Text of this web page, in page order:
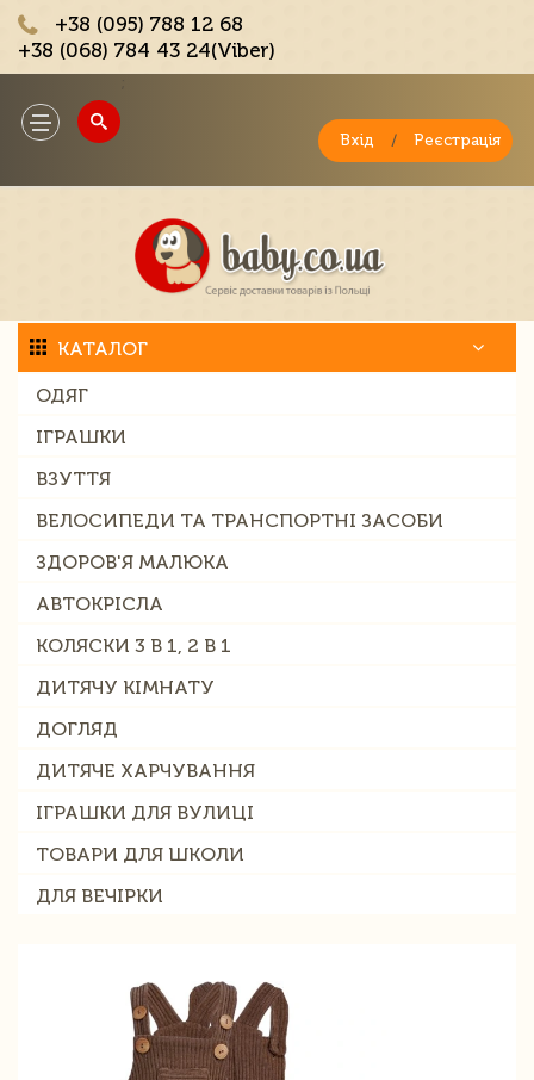
+38 (095) 788 12 68
+38 (068) 784 43 24(Viber)
Toggle
navigation
Вхід / Реєстрація
КАТАЛОГ
ОДЯГ
ІГРАШКИ
ВЗУТТЯ
ВЕЛОСИПЕДИ ТА ТРАНСПОРТНІ ЗАСОБИ
ЗДОРОВ'Я МАЛЮКА
АВТОКРІСЛА
КОЛЯСКИ 3 В 1, 2 В 1
ДИТЯЧУ КІМНАТУ
ДОГЛЯД
ДИТЯЧЕ ХАРЧУВАННЯ
ІГРАШКИ ДЛЯ ВУЛИЦІ
ТОВАРИ ДЛЯ ШКОЛИ
ДЛЯ ВЕЧІРКИ